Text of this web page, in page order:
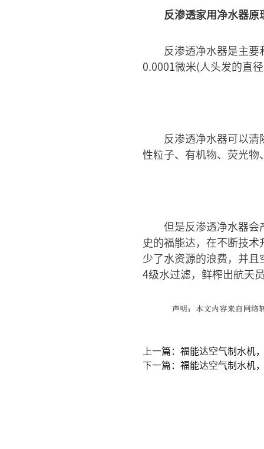
反渗透家用净水器原
反渗透净水器是主
0.0001微米(人头发的直
反渗透净水器可以
性粒子、有机物、荧光
但是反渗透净水器
史的福能达，在不断技
少了水资源的浪费，并
4级水过滤，鲜榨出航天
上一篇：福能达空气制水机
下一篇：福能达空气制水机